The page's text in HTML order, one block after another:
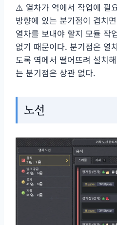
⚠️ 열차가 역에서 작업에 필
방향에 있는 분기점이 겹치
열차를 보내야 할지 모듈 작
없기 때문이다. 분기점은 열
도록 역에서 떨어뜨려 설치
는 분기점은 상관 없다.
노선